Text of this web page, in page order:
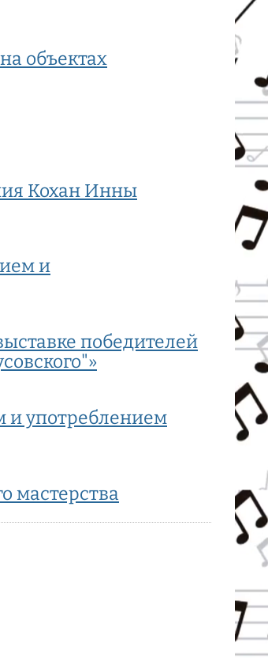
объектах
Кохан Инны
и
победителей
и употреблением
мастерства